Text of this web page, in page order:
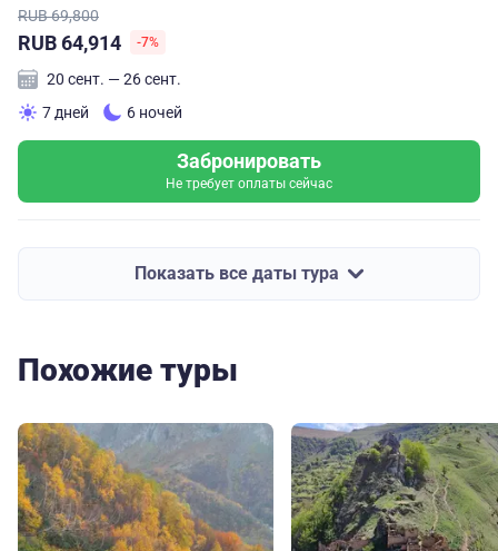
RUB 69,800
RUB 64,914 -7%
20 сент. — 26 сент.
7 дней
6 ночей
Забронировать
Не требует оплаты сейчас
Показать все даты тура
Похожие туры